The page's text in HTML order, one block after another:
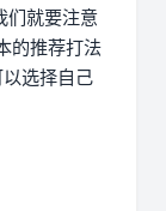
们就要注意
的推荐打法
选择自己